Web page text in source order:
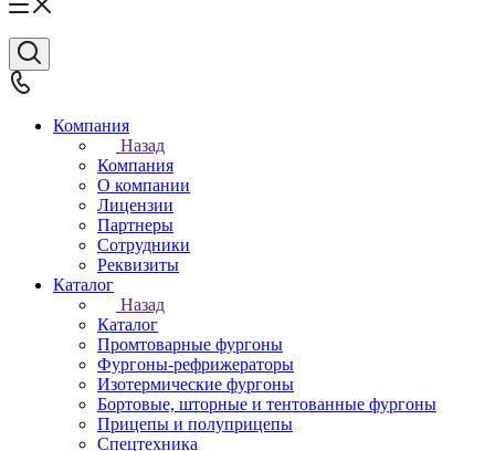
Компания
Назад
Компания
О компании
Лицензии
Партнеры
Сотрудники
Реквизиты
Каталог
Назад
Каталог
Промтоварные фургоны
Фургоны-рефрижераторы
Изотермические фургоны
Бортовые, шторные и тентованные фургоны
Прицепы и полуприцепы
Спецтехника